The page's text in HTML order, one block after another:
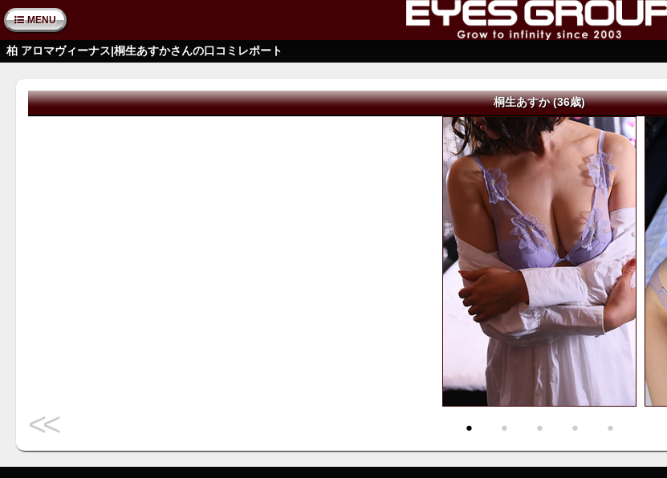
MENU
柏 アロマヴィーナス|桐生あすかさんの口コミレポート
桐生あすか (36歳)
<< ・ ・ ・ ・ ・